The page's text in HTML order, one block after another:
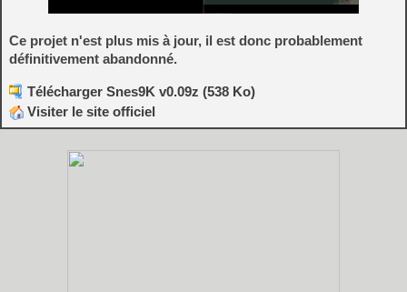
Ce projet n'est plus mis à jour, il est donc probablement
définitivement abandonné.
Télécharger Snes9K v0.09z (538 Ko)
Visiter le site officiel